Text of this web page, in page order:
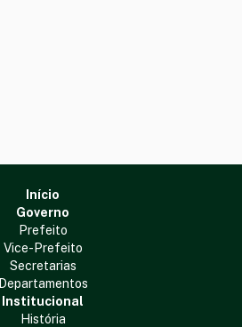
Início
Governo
Prefeito
Vice-Prefeito
Secretarias
Departamentos
Institucional
História